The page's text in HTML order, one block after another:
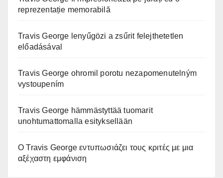
reprezentație memorabilă
Travis George lenyűgözi a zsűrit felejthetetlen
előadásával
Travis George ohromil porotu nezapomenutelným
vystoupením
Travis George hämmästyttää tuomarit
unohtumattomalla esityksellään
Ο Travis George εντυπωσιάζει τους κριτές με μια
αξέχαστη εμφάνιση